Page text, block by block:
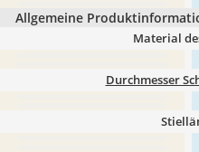
Allgemeine
Material
Durchmesser